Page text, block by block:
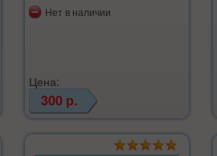
Нет в наличии
Цена:
300 р.